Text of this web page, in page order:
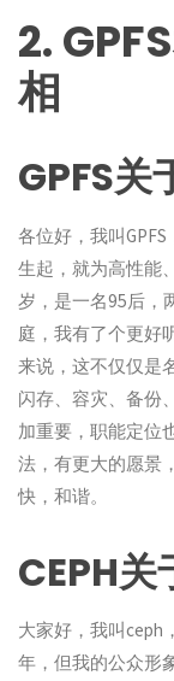
2.
相
GPFS关
各位好，我叫
生起，就为高性能
岁，是一名95后，
庭，我有了个更好
来说，这不仅仅是
闪存、容灾、备份
加重要，职能定位
法，有更大的愿景
快，和谐。
CEPH关
大家好，我叫ceph
年，但我的公众形